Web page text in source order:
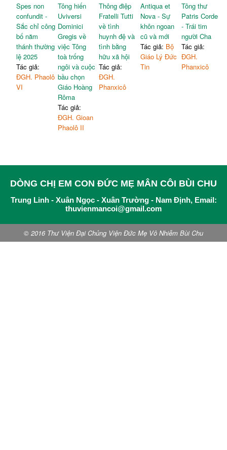
Spes non
confundit -
Sắc chỉ công
bố năm
thánh thường
lệ 2025
Tác giả:
ĐGH. Phaolô
VI
Tông hiến
Uviversi
Dominici
Gregis về
việc Tông
toà trống
ngôi và cuộc
bầu chọn
Giáo Hoàng
Rôma
Tác giả:
ĐGH. Gioan
Phaolô II
Thông điệp
Fratelli Tutti
về tình
huynh đệ và
tình bằng
hữu xã hội
Tác giả:
ĐGH.
Phanxicô
Antiqua et
Nova - Sự
khôn ngoan
cũ và mới
Tác giả: Bộ
Giáo Lý Đức
Tin
Tông thư
Patris Corde
- Trái tim
người Cha
Tác giả:
ĐGH.
Phanxicô
DÒNG CHỊ EM CON ĐỨC MẸ MÂN CÔI BÙI CHU
Trung Linh - Xuân Ngọc - Xuân Trường - Nam Định, Email:
thuvienmancoi@gmail.com
© 2016 Thư Viện Đại Chủng Viện Đức Mẹ Vô Nhiễm Bùi Chu